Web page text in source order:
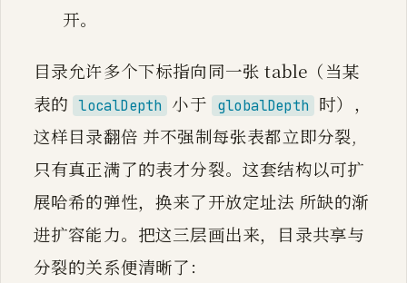
开。
目录允许多个下标指向同一张 table（当某
表的 localDepth 小于 globalDepth
时），
这样目录翻倍 并不强制每张表都立即分裂,
只有真正满了的表才分裂。这套结构以可扩
展哈希的弹性，换来了开放定址法 所缺的渐
进扩容能力。把这三层画出来，目录共享与
分裂的关系便清晰了：